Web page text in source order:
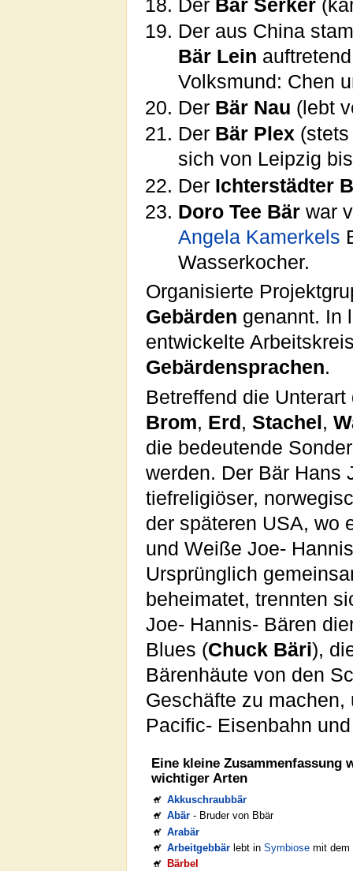
Der Bär Serker
Der aus China
Bär Lein
Volksmund: Chen
Der Bär Nau (lebt
Der Bär Plex(stets
sich von Leipzig
Der Ichterstädter
Doro Tee Bärwar
Angela Kamerkels
Wasserkocher.
Organisierte
Gebärden genannt. In
entwickelte
Gebärdensprachen.
Betreffend die
Brom, Erd , Stachel ,
die bedeutende
werden. Der Bär Hans
tiefreligiöser,
der späteren USA, wo
und Weiße Joe-
Ursprünglich
beheimatet, trennten
Joe- Hannis- Bären
Blues (Chuck Bäri),
Bärenhäute von den
Geschäfte zu
Pacific- Eisenbahn
Eine kleine Zusammenfassung
wichtiger Arten
Akkuschraubbär
Abär - Bruder von Bbär
Arabär
Arbeitgebbär lebt inSymbiose mit dem
Bärbel